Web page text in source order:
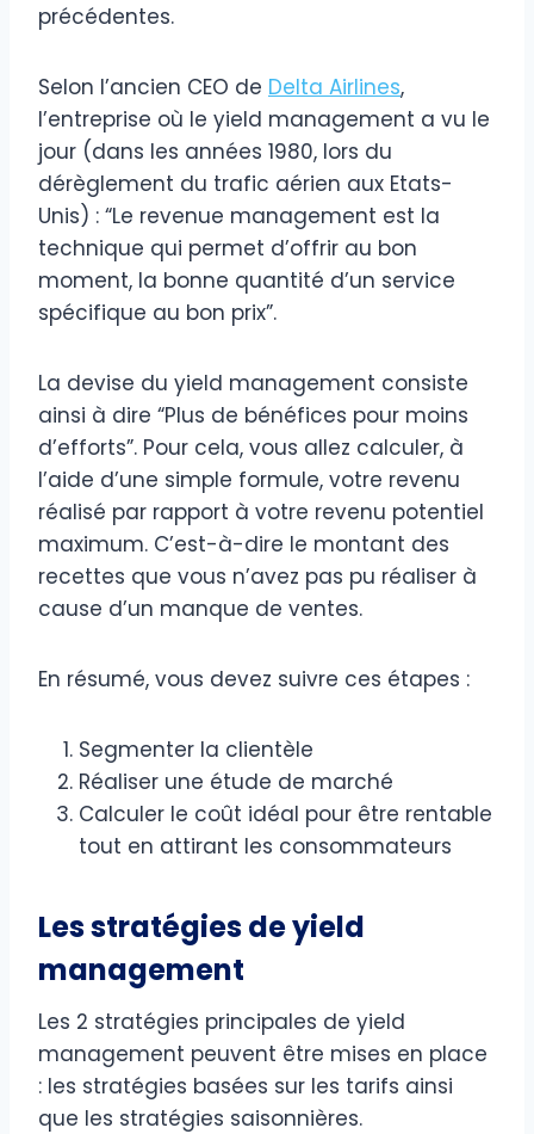
précédentes.
Selon l’ancien CEO de Delta Airlines,
l’entreprise où le yield management a vu le
jour (dans les années 1980, lors du
dérèglement du trafic aérien aux Etats-
Unis) : “Le revenue management est la
technique qui permet d’offrir au bon
moment, la bonne quantité d’un service
spécifique au bon prix”.
La devise du yield management consiste
ainsi à dire “Plus de bénéfices pour moins
d’efforts”. Pour cela, vous allez calculer, à
l’aide d’une simple formule, votre revenu
réalisé par rapport à votre revenu potentiel
maximum. C’est-à-dire le montant des
recettes que vous n’avez pas pu réaliser à
cause d’un manque de ventes.
En résumé, vous devez suivre ces étapes :
Segmenter la clientèle
Réaliser une étude de marché
Calculer le coût idéal pour être rentable
tout en attirant les consommateurs
Les stratégies de yield
management
Les 2 stratégies principales de yield
management peuvent être mises en place
: les stratégies basées sur les tarifs ainsi
que les stratégies saisonnières.